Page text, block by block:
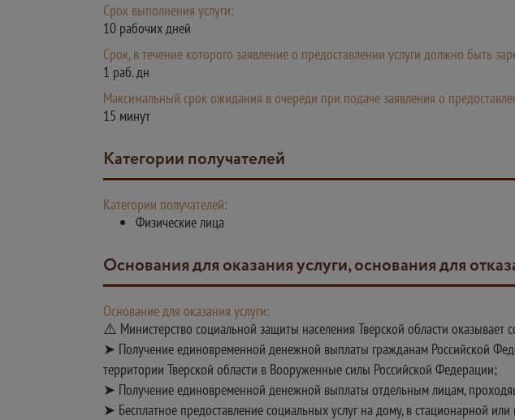
Срок выполнения услуги:
10 рабочих дней
Срок, в течение которого заявление о предоставлении услуги должно быть
1 раб. дн
Максимальный срок ожидания в очереди при подаче заявления о
15 минут
Категории получателей
Категории получателей:
Физические лица
Основания для оказания услуги, основания для
Основание для оказания услуги:
⚠️ Министерство социальной защиты населения Тверской области
➤ Получение единовременной денежной выплаты гражданам Российской
территории Тверской области в Вооруженные силы Российской Федерации;
➤ Получение единовременной денежной выплаты отдельным лицам,
➤ Бесплатное предоставление социальных услуг на дому, в стационарной